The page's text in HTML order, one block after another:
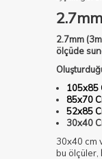
2.7mm
ölçüde
105x85
85x70
52x85
30x40
30x40 cm
bu ölçüler,